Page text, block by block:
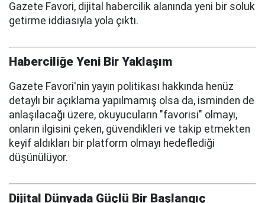
Gazete Favori, dijital habercilik alanında yeni bir soluk
getirme iddiasıyla yola çıktı.
Haberciliğe Yeni Bir Yaklaşım
Gazete Favori'nin yayın politikası hakkında henüz
detaylı bir açıklama yapılmamış olsa da, isminden de
anlaşılacağı üzere, okuyucuların "favorisi" olmayı,
onların ilgisini çeken, güvendikleri ve takip etmekten
keyif aldıkları bir platform olmayı hedeflediği
düşünülüyor.
Dijital Dünyada Güçlü Bir Başlangıç